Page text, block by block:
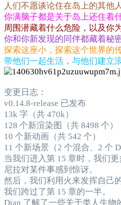
人们不愿谈论住在岛上的其他人
你满脑子都是关于岛上还住着
周围潜藏着什么危险，以及你
你和你新发现的同伴都藏着秘
探索这座小，探索这个世界的
带他们一起生活，与他们建立
变更日志：
v0.14.8-release 已发布
13k 字（共 470k）
128 个新渲染图（共 8498 个）
10 个新动画（共 542 个）
11 个新场景（2 个混合、2 个
当我们进入第 15 章时，我们
尼拉对某件事感到惊讶。
然后，我们利用火来发挥自己
我们跨过了第 15 章的一半。
Dian 了解了一些关于类人生物